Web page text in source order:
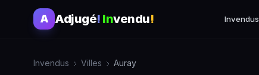
A Adjugé! Invendu! Invendus
Invendus Villes Auray